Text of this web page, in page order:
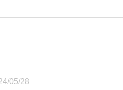
05/28